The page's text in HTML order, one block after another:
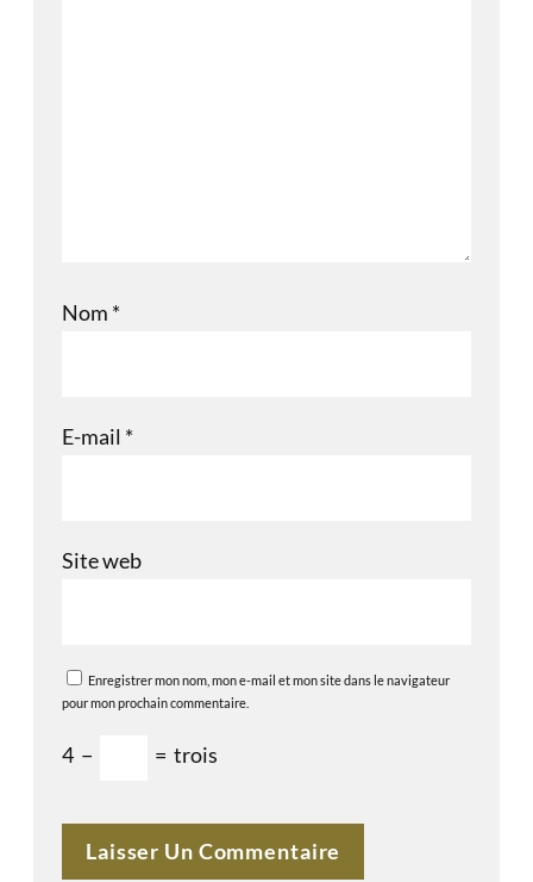
Nom *
E-mail *
Site web
Enregistrer mon nom, mon e-mail et mon site dans le navigateur
pour mon prochain commentaire.
4 − = trois